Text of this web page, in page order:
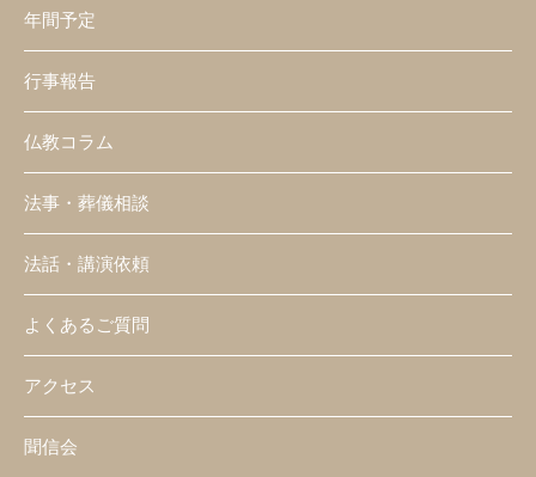
年間予定
行事報告
仏教コラム
法事・葬儀相談
法話・講演依頼
よくあるご質問
アクセス
聞信会